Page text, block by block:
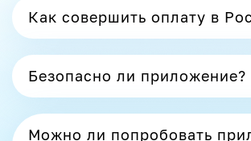
Как совершить оплату в
Безопасно ли приложение?
Можно ли попробовать